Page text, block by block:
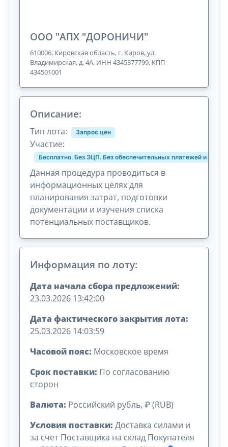
ООО "АПХ "ДОРОНИЧИ"
610006, Кировская область, г. Киров, ул.
Владимирская, д. 4А, ИНН 4345377799, КПП
434501001
Описание:
Тип лота: Запрос цен
Участие:
Бесплатно. Без ЭЦП. Без обеспечительных платежей и
Данная процедура проводиться в
информационных целях для
планирования затрат, подготовки
документации и изучения списка
потенциальных поставщиков.
Информация по лоту:
Дата начала сбора предложений:
23.03.2026 13:42:00
Дата фактического закрытия лота:
25.03.2026 14:03:59
Часовой пояс: Московское время
Срок поставки: По согласованию
сторон
Валюта: Российский рубль, ₽ (RUB)
Условия поставки: Доставка силами и
за счет Поставщика на склад Покупателя